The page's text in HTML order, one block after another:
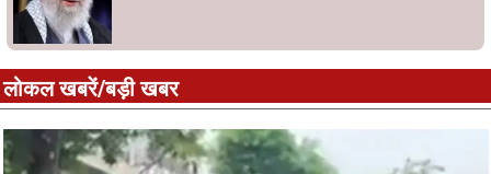
लोकल खबरें/बड़ी खबर